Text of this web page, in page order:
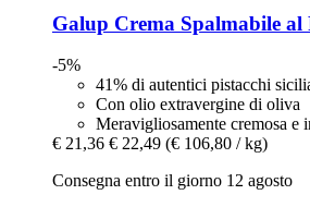
Galup Crema Spalmabile al
-5%
41% di autentici pistacchi
Con olio extravergine di oliva
Meravigliosamente cremosa e
€ 21,36 € 22,49 (€ 106,80 / kg)
Consegna entro il giorno 12 agosto